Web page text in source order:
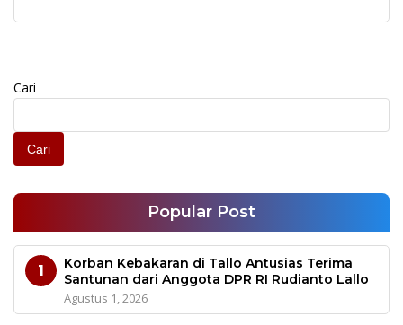
Cari
Cari
Popular Post
1
Korban Kebakaran di Tallo Antusias Terima
Santunan dari Anggota DPR RI Rudianto Lallo
Agustus 1, 2026